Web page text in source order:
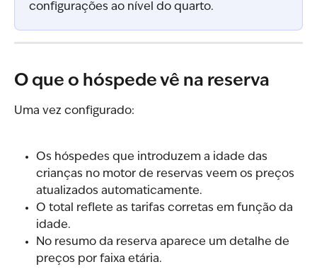
configurações ao nível do quarto.
O que o hóspede vê na reserva
Uma vez configurado:
Os hóspedes que introduzem a idade das
crianças no motor de reservas veem os preços
atualizados automaticamente.
O total reflete as tarifas corretas em função da
idade.
No resumo da reserva aparece um detalhe de
preços por faixa etária.